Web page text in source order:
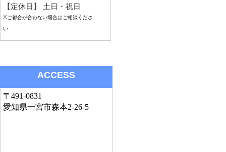
【定休日】 土日・祝日
※ご都合が合わない場合はご相談くださ
い
ACCESS
〒491-0831
愛知県一宮市森本2-26-5